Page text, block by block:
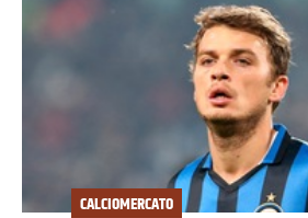
CALCIOMERCATO